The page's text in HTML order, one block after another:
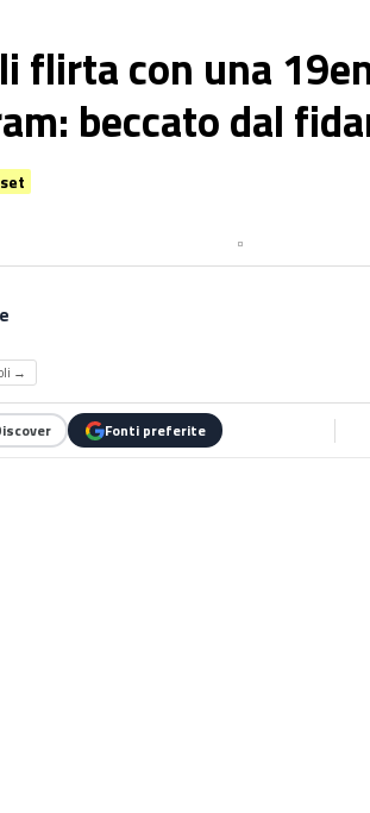
flirta con una
beccato dal
→
Fonti preferite